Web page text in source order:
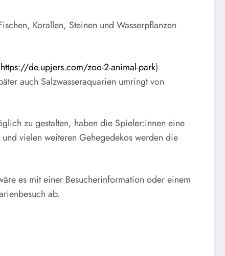
Korallen, Steinen und Wasserpflanzen
https://de.upjers.com/zoo-2-animal-park)
auch Salzwasseraquarien umringt von
zu gestalten, haben die Spieler:innen eine
vielen weiteren Gehegedekos werden die
es mit einer Besucherinformation oder einem
ab.